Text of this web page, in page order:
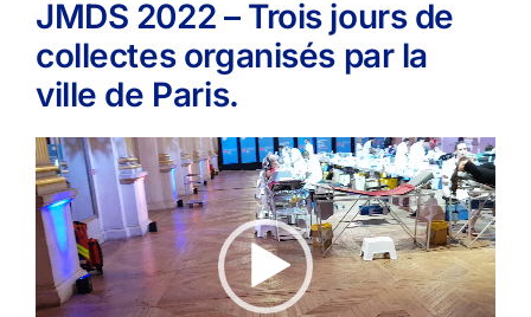
JMDS 2022 – Trois jours de
collectes organisés par la
ville de Paris.
Lecteur
vidéo